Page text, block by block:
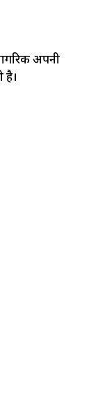
अपनी
है।